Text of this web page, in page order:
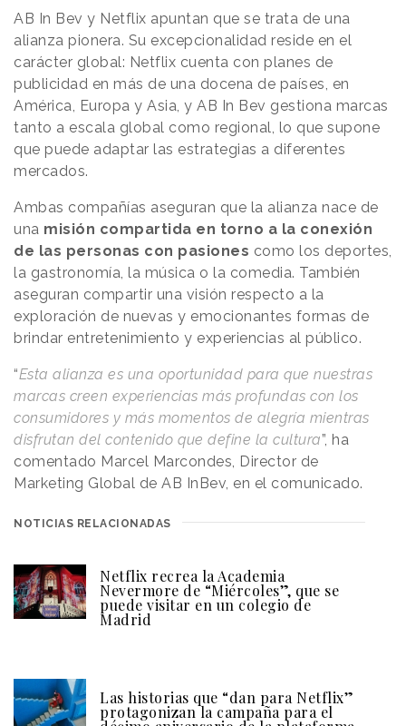
AB In Bev y Netflix apuntan que se trata de una
alianza pionera. Su excepcionalidad reside en el
carácter global: Netflix cuenta con planes de
publicidad en más de una docena de países, en
América, Europa y Asia, y AB In Bev gestiona marcas
tanto a escala global como regional, lo que supone
que puede adaptar las estrategias a diferentes
mercados.
Ambas compañías aseguran que la alianza nace de
una misión compartida en torno a la conexión
de las personas con pasiones como los deportes,
la gastronomía, la música o la comedia. También
aseguran compartir una visión respecto a la
exploración de nuevas y emocionantes formas de
brindar entretenimiento y experiencias al público.
“Esta alianza es una oportunidad para que nuestras
marcas creen experiencias más profundas con los
consumidores y más momentos de alegría mientras
disfrutan del contenido que define la cultura”, ha
comentado Marcel Marcondes, Director de
Marketing Global de AB InBev, en el comunicado.
NOTICIAS RELACIONADAS
Netflix recrea la Academia
Nevermore de “Miércoles”, que se
puede visitar en un colegio de
Madrid
Las historias que “dan para Netflix”
protagonizan la campaña para el